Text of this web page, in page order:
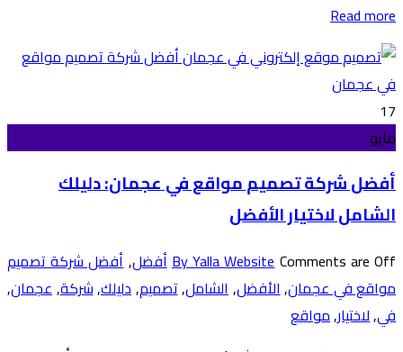
Read more
17
مايو
أفضل شركة تصميم مواقع في عجمان: دليلك
الشامل لاختيار الأفضل
By Yalla WebsiteComments are Off أفضل,أفضل شركة تصميم
مواقع في عجمان,الأفضل,الشامل,تصميم,دليلك,شركة,عجمان,
في,لاختيار,مواقع